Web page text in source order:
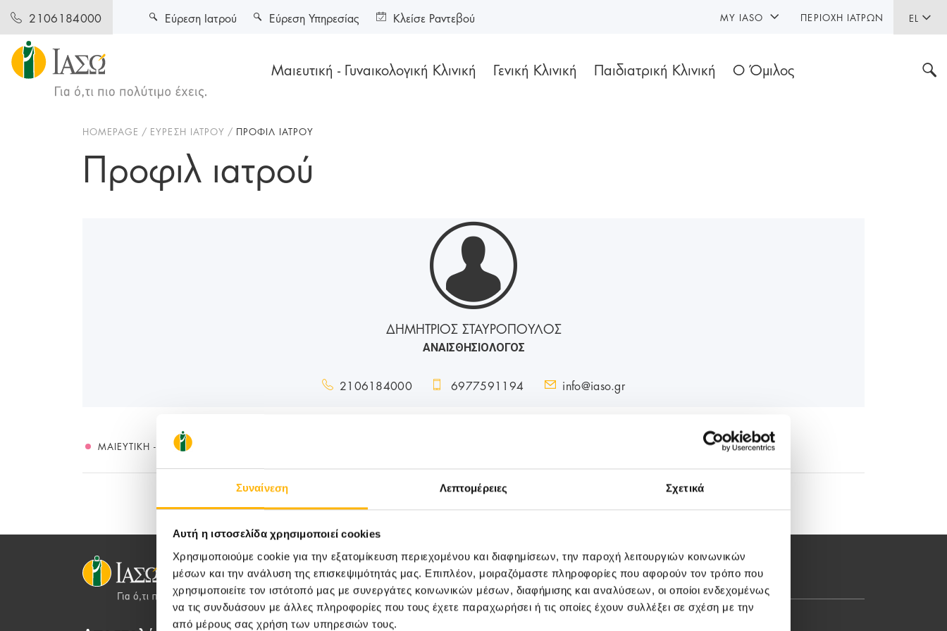
Συναίνεση Λεπτομέρειες Σχετικά
Αυτή η ιστοσελίδα χρησιμοποιεί cookies
Χρησιμοποιούμε cookie για την εξατομίκευση περιεχομένου και διαφημίσεων, την παροχή λειτουργιών κοινωνικών
μέσων και την ανάλυση της επισκεψιμότητάς μας. Επιπλέον, μοιραζόμαστε πληροφορίες που αφορούν τον τρόπο που
χρησιμοποιείτε τον ιστότοπό μας με συνεργάτες κοινωνικών μέσων, διαφήμισης και αναλύσεων, οι οποίοι ενδεχομένως
να τις συνδυάσουν με άλλες πληροφορίες που τους έχετε παραχωρήσει ή τις οποίες έχουν συλλέξει σε σχέση με την
από μέρους σας χρήση των υπηρεσιών τους.
2106184000 EL
Μαιευτική - Γυναικολογική Κλινική Γενική Κλινική Παιδιατρική Κλινική Ο Όμιλος
Εύρεση Ιατρού Εύρεση Υπηρεσίας Κλείσε Ραντεβού MY IASO ΠΕΡΙΟΧΉ ΙΑΤΡΏΝ
HOMEPAGE ΕΥΡΕΣΗ ΙΑΤΡΟΥ ΠΡΟΦΙΛ ΙΑΤΡΟΥ
Προφιλ ιατρού
ΔΗΜΗΤΡΙΟΣ ΣΤΑΥΡΟΠΟΥΛΟΣ
ΑΝΑΙΣΘΗΣΙΟΛΟΓΟΣ
2106184000 6977591194 info@iaso.gr
ΜΑΙΕΥΤΙΚΉ - ΓΥΝΑΙΚΟΛΟΓΙΚΉ